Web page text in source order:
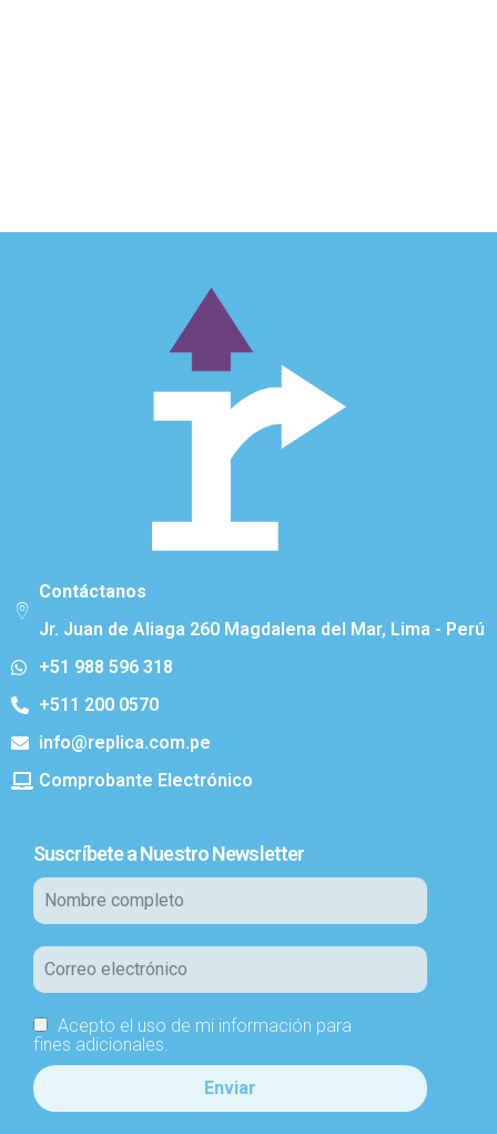
Contáctanos
Jr. Juan de Aliaga 260 Magdalena del Mar, Lima - Perú
+51 988 596 318
+511 200 0570
info@replica.com.pe
Comprobante Electrónico
Suscríbete a Nuestro Newsletter
Acepto el uso de mi información para
fines adicionales.